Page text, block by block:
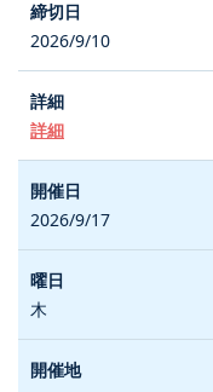
2026/9/10
詳細
2026/9/17
木